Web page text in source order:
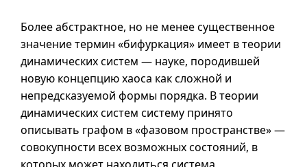
Более абстрактное, но не менее существенное
значение термин «бифуркация» имеет в теории
динамических систем — науке, породившей
новую концепцию хаоса как сложной и
непредсказуемой формы порядка. В теории
динамических систем систему принято
описывать графом в «фазовом пространстве» —
совокупности всех возможных состояний, в